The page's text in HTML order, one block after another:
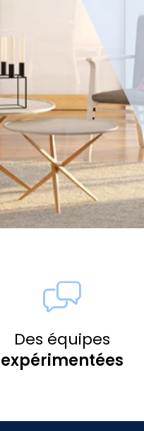
Des équipes
expérimentées